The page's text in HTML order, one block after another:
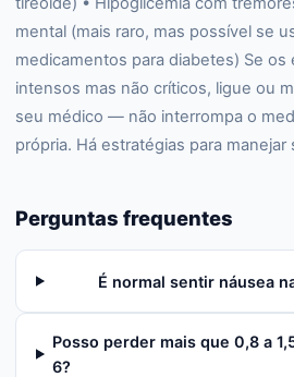
mental (mais raro, mas possível se
medicamentos para diabetes) Se
intensos mas não críticos, ligue ou
seu médico — não interrompa o
própria. Há estratégias para
Perguntas frequentes
É normal sentir náusea
Posso perder mais que 0,8 a
6?